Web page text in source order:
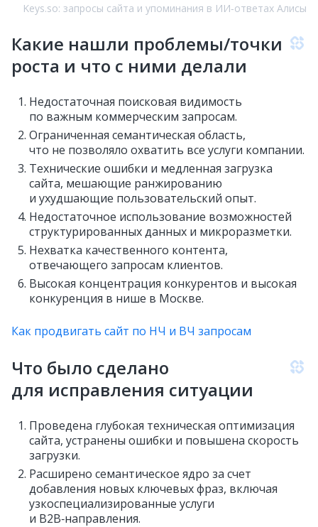
Keys.so: запросы сайта и упоминания в ИИ‑ответах Алисы
Какие нашли проблемы/точки
роста и что с ними делали
Недостаточная поисковая видимость
по важным коммерческим запросам.
Ограниченная семантическая область,
что не позволяло охватить все услуги компании.
Технические ошибки и медленная загрузка
сайта, мешающие ранжированию
и ухудшающие пользовательский опыт.
Недостаточное использование возможностей
структурированных данных и микроразметки.
Нехватка качественного контента,
отвечающего запросам клиентов.
Высокая концентрация конкурентов и высокая
конкуренция в нише в Москве.
Как продвигать сайт по НЧ и ВЧ запросам
Что было сделано
для исправления ситуации
Проведена глубокая техническая оптимизация
сайта, устранены ошибки и повышена скорость
загрузки.
Расширено семантическое ядро за счет
добавления новых ключевых фраз, включая
узкоспециализированные услуги
и B2B‑направления.